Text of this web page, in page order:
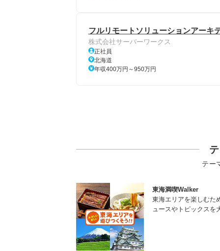
フルリモートソリューションアーキ
株式会社サーバーワークス
正社員
北海道
年収400万円～950万円
テー
東海満喫Walker
東海エリアを楽しむた
ュースやトピックスを